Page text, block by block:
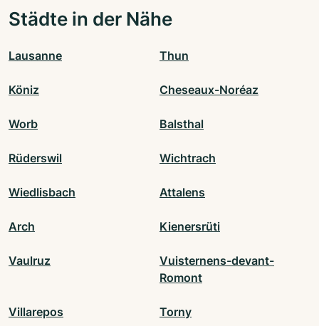
Städte in der Nähe
Lausanne Thun
Köniz Cheseaux-Noréaz
Worb Balsthal
Rüderswil Wichtrach
Wiedlisbach Attalens
Arch Kienersrüti
Vaulruz
Vuisternens-devant-
Romont
Villarepos Torny